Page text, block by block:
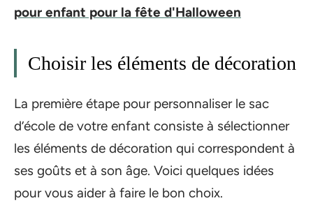
pour enfant pour la fête d'Halloween
Choisir les éléments de décoration
La première étape pour personnaliser le sac
d’école de votre enfant consiste à sélectionner
les éléments de décoration qui correspondent à
ses goûts et à son âge. Voici quelques idées
pour vous aider à faire le bon choix.